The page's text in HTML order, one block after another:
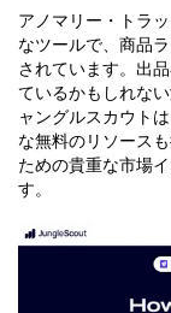
アノマリー・トラ
なツールで、商品
されています。出
ているかもしれな
ャングルスカウト
な無料のリソース
ための貴重な市場
す。